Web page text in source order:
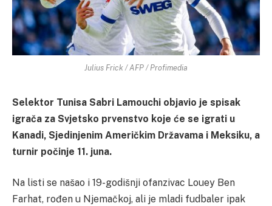
Julius Frick / AFP / Profimedia
Selektor Tunisa Sabri Lamouchi objavio je spisak
igrača za Svjetsko prvenstvo koje će se igrati u
Kanadi, Sjedinjenim Američkim Državama i Meksiku, a
turnir počinje 11. juna.
Na listi se našao i 19-godišnji ofanzivac Louey Ben
Farhat, rođen u Njemačkoj, ali je mladi fudbaler ipak